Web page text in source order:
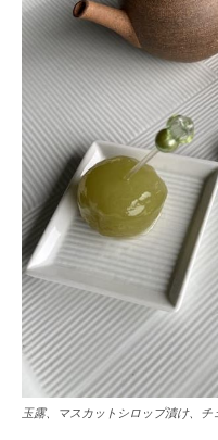
玉露、マスカットシロップ漬け、チ